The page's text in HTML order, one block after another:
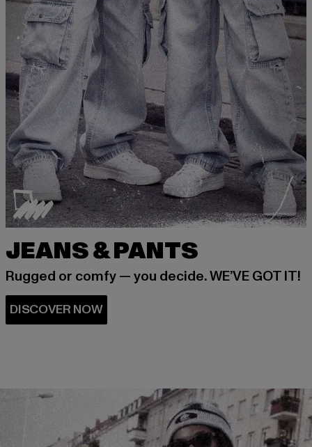
JEANS & PANTS
Rugged or comfy — you decide. WE’VE GOT IT!
DISCOVER NOW